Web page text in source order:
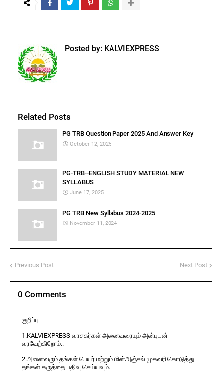
Posted by: KALVIEXPRESS
Related Posts
PG TRB Question Paper 2025 And Answer Key
October 12, 2025
PG-TRB--ENGLISH STUDY MATERIAL NEW
SYLLABUS
June 17, 2025
PG TRB New Syllabus 2024-2025
November 11, 2024
Previous Post Next Post
0 Comments
குறிப்பு
1.KALVIEXPRESS வாசகர்கள் அனைவரையும் அன்புடன்
வரவேற்கிறோம்..
2.அனைவரும் தங்கள் பெயர் மற்றும் மின்அஞ்சல் முகவரி கொடுத்து
தங்கள் கருத்தை பதிவு செய்யவும்..